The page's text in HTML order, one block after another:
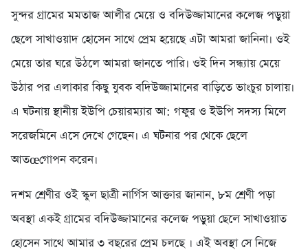
সুন্দর গ্রামের মমতাজ আলীর মেয়ে ও বদিউজ্জামানের কলেজ পড়ুয়া
ছেলে সাখাওয়াদ হোসেন সাথে প্রেম হয়েছে এটা আমরা জানিনা। ওই
মেয়ে তার ঘরে উঠলে আমরা জানতে পারি। ওই দিন সন্ধ্যায় মেয়ে
উঠার পর এলাকার কিছু যুবক বদিউজ্জামানের বাড়িতে ভাংচুর চালায়।
এ ঘটনায় স্থানীয় ইউপি চেয়ারম্যার আ: গফুর ও ইউপি সদস্য মিলে
সরেজমিনে এসে দেখে গেছেন। এ ঘটনার পর থেকে ছেলে
আতœগোপন করেন।
দশম শ্রেণীর ওই স্কুল ছাত্রী নার্গিস আক্তার জানান, ৮ম শ্রেণী পড়া
অবস্থা একই গ্রামের বদিউজ্জামানের কলেজ পড়ুয়া ছেলে সাখাওয়াত
হোসেন সাথে আমার ৩ বছরের প্রেম চলছে । এই অবস্থা সে নিজে